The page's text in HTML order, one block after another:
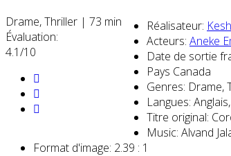
Drame, Thriller | 73 min
Évaluation:
4.1/10
Réalisateur:
Acteurs: Aneke
Date de sortie
Pays Canada
Genres: Drame,
Langues:
Titre original:
Music: Alvand
Format d'image: 2.39 : 1